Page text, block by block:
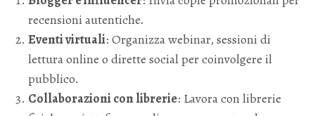
recensioni autentiche.
Eventi virtuali: Organizza webinar, sessioni di
lettura online o dirette social per coinvolgere il
pubblico.
Collaborazioni con librerie: Lavora con librerie